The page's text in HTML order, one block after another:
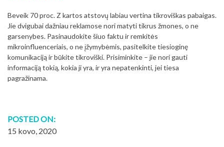
Beveik 70 proc. Z kartos atstovų labiau vertina tikroviškas pabaigas.
Jie dvigubai dažniau reklamose nori matyti tikrus žmones, o ne
garsenybes. Pasinaudokite šiuo faktu ir remkitės
mikroinfluenceriais, o ne įžymybėmis, pasitelkite tiesioginę
komunikaciją ir būkite tikroviški. Prisiminkite – jie nori gauti
informaciją tokią, kokia ji yra, ir yra nepatenkinti, jei tiesa
pagražinama.
POSTED ON:
15 kovo, 2020